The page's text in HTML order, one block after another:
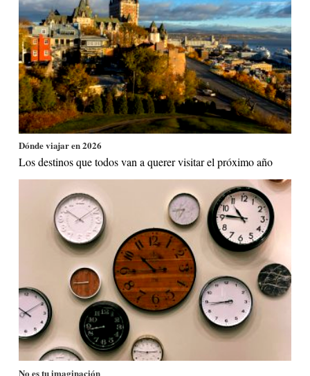
Dónde viajar en 2026
Los destinos que todos van a querer visitar el próximo año
No es tu imaginación